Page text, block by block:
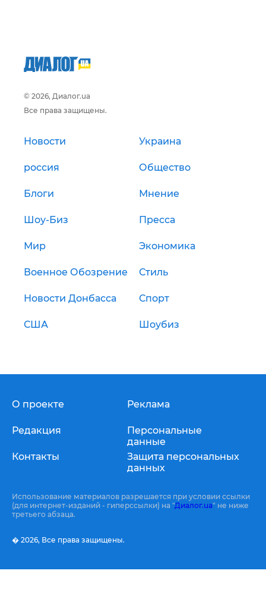
© 2026, Диалог.ua
Все права защищены.
Новости Украина
россия Общество
Блоги Мнение
Шоу-Биз Пресса
Мир Экономика
Военное Обозрение Стиль
Новости Донбасса Спорт
США Шоубиз
О проекте
Редакция
Контакты
Реклама
Персональные
данные
Защита персональных
данных
Использование материалов разрешается при условии ссылки
(для интернет-изданий - гиперссылки) на "Диалог.ua" не ниже
третьего абзаца.
� 2026, Все права защищены.